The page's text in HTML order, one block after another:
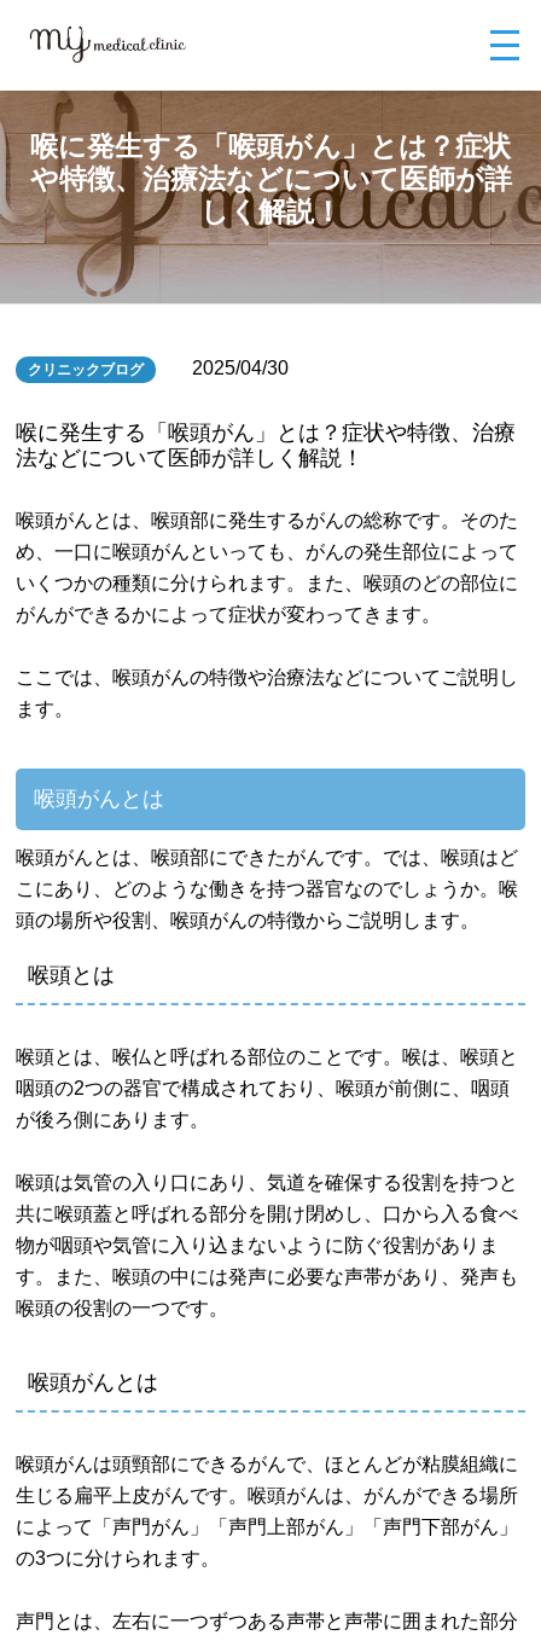
症状や特徴、治療法などについて医師が詳しく解説！
喉に発生する「喉頭がん」とは？症状
や特徴、治療法などについて医師が詳
しく解説！
クリニックブログ 2025/04/30
喉に発生する「喉頭がん」とは？症状や特徴、治療
法などについて医師が詳しく解説！
喉頭がんとは、喉頭部に発生するがんの総称です。そのた
め、一口に喉頭がんといっても、がんの発生部位によって
いくつかの種類に分けられます。また、喉頭のどの部位に
がんができるかによって症状が変わってきます。
ここでは、喉頭がんの特徴や治療法などについてご説明し
ます。
喉頭がんとは
喉頭がんとは、喉頭部にできたがんです。では、喉頭はど
こにあり、どのような働きを持つ器官なのでしょうか。喉
頭の場所や役割、喉頭がんの特徴からご説明します。
喉頭とは
喉頭とは、喉仏と呼ばれる部位のことです。喉は、喉頭と
咽頭の2つの器官で構成されており、喉頭が前側に、咽頭
が後ろ側にあります。
喉頭は気管の入り口にあり、気道を確保する役割を持つと
共に喉頭蓋と呼ばれる部分を開け閉めし、口から入る食べ
物が咽頭や気管に入り込まないように防ぐ役割がありま
す。また、喉頭の中には発声に必要な声帯があり、発声も
喉頭の役割の一つです。
喉頭がんとは
喉頭がんは頭頸部にできるがんで、ほとんどが粘膜組織に
生じる扁平上皮がんです。喉頭がんは、がんができる場所
によって「声門がん」「声門上部がん」「声門下部がん」
の3つに分けられます。
声門とは、左右に一つずつある声帯と声帯に囲まれた部分